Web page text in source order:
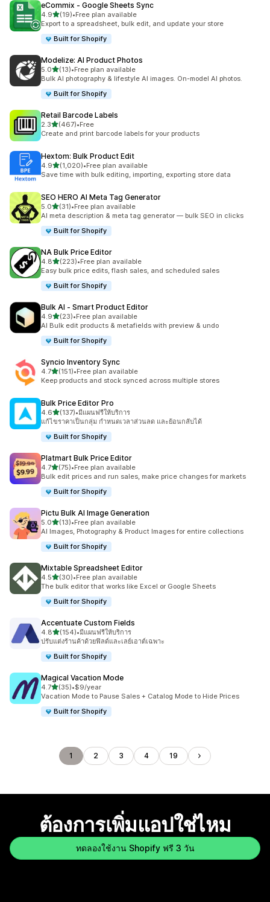
eCommix ‑ Google Sheets Sync
4.9เต็ม 5 ดาว
(19)
ทั้งหมด 19 รีวิว
•Free plan available
Export to a spreadsheet, bulk edit, and update your store
Built for Shopify
Modelize: AI Product Photos
5.0เต็ม 5 ดาว
(13)
ทั้งหมด 13 รีวิว
•Free plan available
Bulk AI photography & lifestyle AI images. On-model AI photos.
Built for Shopify
Retail Barcode Labels
2.3เต็ม 5 ดาว
(467)
ทั้งหมด 467 รีวิว
•Free
Create and print barcode labels for your products
Hextom: Bulk Product Edit
4.9เต็ม 5 ดาว
(1,020)
ทั้งหมด 1020 รีวิว
•Free plan available
Save time with bulk editing, importing, exporting store data
SEO HERO AI Meta Tag Generator
5.0เต็ม 5 ดาว
(31)
ทั้งหมด 31 รีวิว
•Free plan available
AI meta description & meta tag generator — bulk SEO in clicks
Built for Shopify
NA Bulk Price Editor
4.8เต็ม 5 ดาว
(223)
ทั้งหมด 223 รีวิว
•Free plan available
Easy bulk price edits, flash sales, and scheduled sales
Built for Shopify
Bulk AI ‑ Smart Product Editor
4.9เต็ม 5 ดาว
(23)
ทั้งหมด 23 รีวิว
•Free plan available
AI Bulk edit products & metafields with preview & undo
Built for Shopify
Syncio Inventory Sync
4.7เต็ม 5 ดาว
(151)
ทั้งหมด 151 รีวิว
•Free plan available
Keep products and stock synced across multiple stores
Bulk Price Editor Pro
4.6เต็ม 5 ดาว
(137)
ทั้งหมด 137 รีวิว
•มีแผนฟรีให้บริการ
แก้ไขราคาเป็นกลุ่ม กำหนดเวลาส่วนลด และย้อนกลับได้
Built for Shopify
Platmart Bulk Price Editor
4.7เต็ม 5 ดาว
(75)
ทั้งหมด 75 รีวิว
•Free plan available
Bulk edit prices and run sales, make price changes for markets
Built for Shopify
Pictu Bulk AI Image Generation
5.0เต็ม 5 ดาว
(13)
ทั้งหมด 13 รีวิว
•Free plan available
AI Images, Photography & Product Images for entire collections
Built for Shopify
Mixtable Spreadsheet Editor
4.5เต็ม 5 ดาว
(30)
ทั้งหมด 30 รีวิว
•Free plan available
The bulk editor that works like Excel or Google Sheets
Built for Shopify
Accentuate Custom Fields
4.8เต็ม 5 ดาว
(154)
ทั้งหมด 154 รีวิว
•มีแผนฟรีให้บริการ
ปรับแต่งร้านค้าด้วยฟิลด์และเลย์เอาต์เฉพาะ
Built for Shopify
Magical Vacation Mode
4.7เต็ม 5 ดาว
(35)
ทั้งหมด 35 รีวิว
•$9/year
Vacation Mode to Pause Sales + Catalog Mode to Hide Prices
Built for Shopify
1 2 3 4 19
ต้องการเพิ่มแอปใช่ไหม
ทดลองใช้งาน Shopify ฟรี 3 วัน